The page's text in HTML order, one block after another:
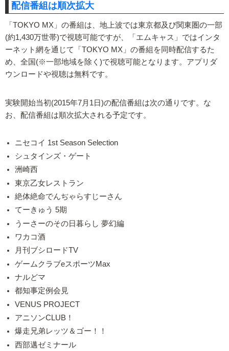
配信番組は順次拡大
「TOKYO MX」の番組は、地上波では東京都及び関東圏の一部
(約1,430万世帯)で視聴可能ですが、「エムキャス」ではインタ
ーネット網を通じて「TOKYO MX」の番組を同時配信するた
め、全国(※一部地域を除く)で視聴可能となります。アプリダ
ウンロードや視聴は無料です。
実験開始当初(2015年7月1日)の配信番組は次の通りです。な
お、配信番組は順次拡大される予定です。
ニセコイ 1st Season Selection
シュタインズ・ゲート
洲崎西
東京乙女レストラン
絶体絶命でんぢゃらすじーさん
てーきゅう 5期
うーさーのその日暮らし 夢幻編
ワカコ酒
月刊ブシロードTV
ゲームクラブeスポーツMax
ナルどマ
都知事定例会見
VENUS PROJECT
アニソンCLUB！
爆走兄弟レッツ＆ゴー！！
西部邁ゼミナール